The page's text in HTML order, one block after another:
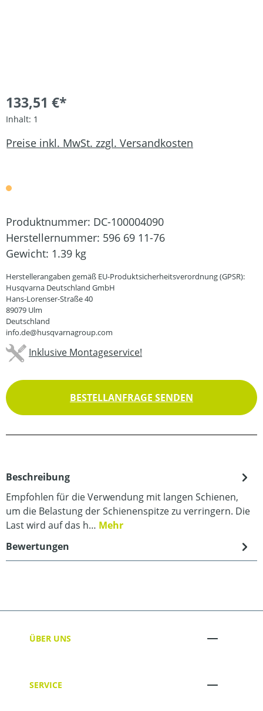
133,51 €*
Inhalt: 1
Preise inkl. MwSt. zzgl. Versandkosten
Produktnummer: DC-100004090
Herstellernummer: 596 69 11-76
Gewicht: 1.39 kg
Herstellerangaben gemäß EU-Produktsicherheitsverordnung (GPSR):
Husqvarna Deutschland GmbH
Hans-Lorenser-Straße 40
89079 Ulm
Deutschland
info.de@husqvarnagroup.com
Inklusive Montageservice!
BESTELLANFRAGE SENDEN
Beschreibung
Empfohlen für die Verwendung mit langen Schienen,
um die Belastung der Schienenspitze zu verringern. Die
Last wird auf das h… Mehr
Bewertungen
ÜBER UNS
SERVICE